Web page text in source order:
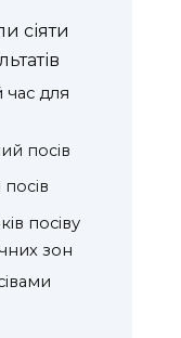
сіяти
для
посів
посів
посіву
зон